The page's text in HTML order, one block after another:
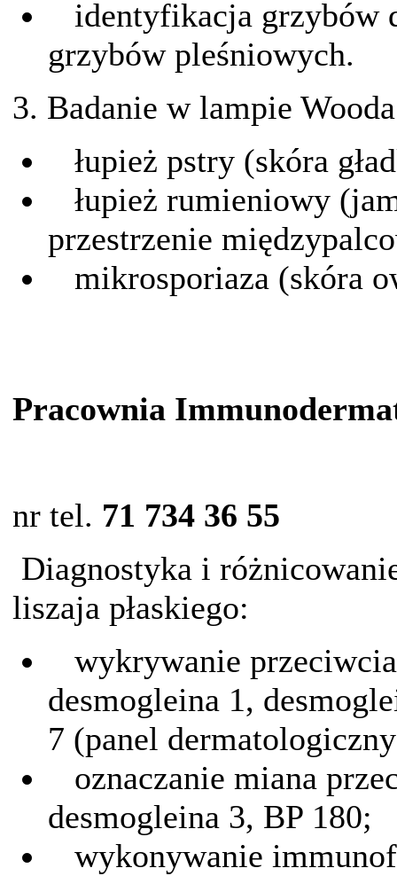
identyfikacja grzybów
grzybów pleśniowych.
3. Badanie w lampie
łupież pstry (skóra
łupież rumieniowy
przestrzenie
mikrosporiaza (skóra
Pracownia
nr tel. 71 734 36 55
Diagnostyka i
liszaja płaskiego:
wykrywanie
desmogleina 1,
7 (panel
oznaczanie miana
desmogleina 3, BP 180;
wykonywanie